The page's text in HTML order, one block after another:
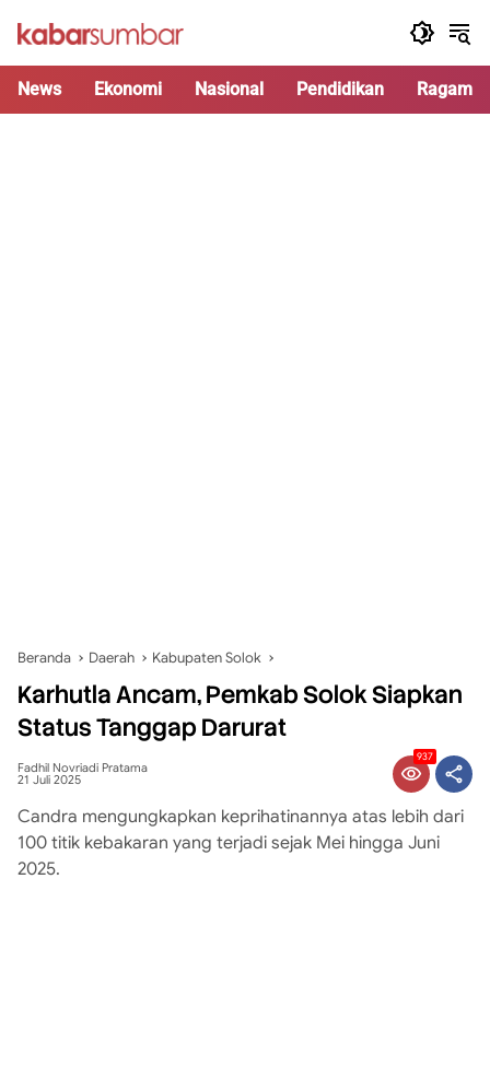
News Ekonomi Nasional Pendidikan Ragam
Beranda Daerah Kabupaten Solok
Karhutla Ancam, Pemkab Solok Siapkan
Status Tanggap Darurat
Fadhil Novriadi Pratama
21 Juli 2025
937
Candra mengungkapkan keprihatinannya atas lebih dari
100 titik kebakaran yang terjadi sejak Mei hingga Juni
2025.